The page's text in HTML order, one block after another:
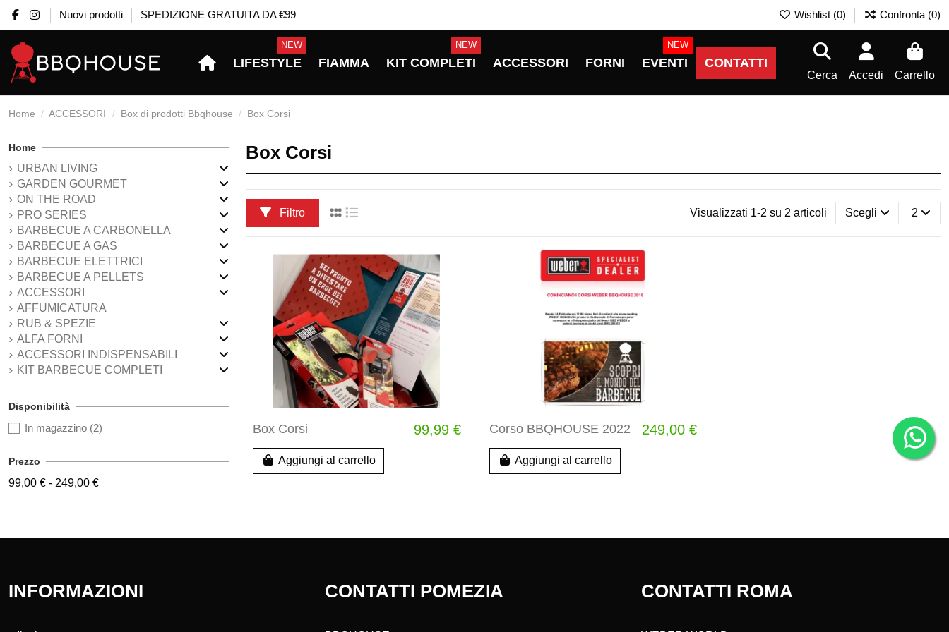
Nuovi prodotti SPEDIZIONE GRATUITA DA €99 Wishlist (0) Confronta (0)
LIFESTYLE
NEW
FIAMMA KIT COMPLETI
NEW
ACCESSORI FORNI EVENTI
NEW
CONTATTI
Cerca Accedi Carrello
Home ACCESSORI Box di prodotti Bbqhouse Box Corsi
Box Corsi
Filtro Visualizzati 1-2 su 2 articoli Scegli 2
Box Corsi 99,99 €
Aggiungi al carrello
Corso BBQHOUSE 2022 249,00 €
Aggiungi al carrello
Home
URBAN LIVING
GARDEN GOURMET
ON THE ROAD
PRO SERIES
BARBECUE A CARBONELLA
BARBECUE A GAS
BARBECUE ELETTRICI
BARBECUE A PELLETS
ACCESSORI
AFFUMICATURA
RUB & SPEZIE
ALFA FORNI
ACCESSORI INDISPENSABILI
KIT BARBECUE COMPLETI
Disponibilità
In magazzino (2)
Prezzo
99,00 € - 249,00 €
INFORMAZIONI CONTATTI POMEZIA CONTATTI ROMA